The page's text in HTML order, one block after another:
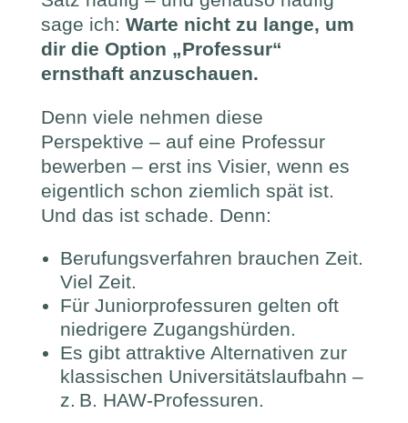
sage ich: Warte nicht zu lange, um
dir die Option „Professur“
ernsthaft anzuschauen.
Denn viele nehmen diese
Perspektive – auf eine Professur
bewerben – erst ins Visier, wenn es
eigentlich schon ziemlich spät ist.
Und das ist schade. Denn:
Berufungsverfahren brauchen Zeit.
Viel Zeit.
Für Juniorprofessuren gelten oft
niedrigere Zugangshürden.
Es gibt attraktive Alternativen zur
klassischen Universitätslaufbahn –
z. B. HAW-Professuren.